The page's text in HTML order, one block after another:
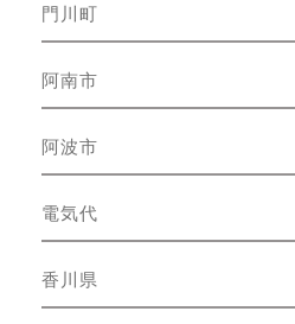
門川町
阿南市
阿波市
電気代
香川県